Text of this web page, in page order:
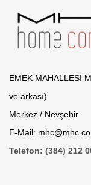
EMEK MAHALLESİ
ve arkası)
Merkez / Nevşehir
E-Mail:
Telefon: (384) 212